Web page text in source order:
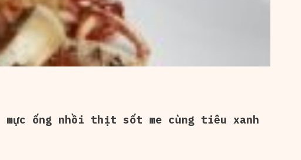
mực ống nhồi thịt sốt me cùng tiêu xanh